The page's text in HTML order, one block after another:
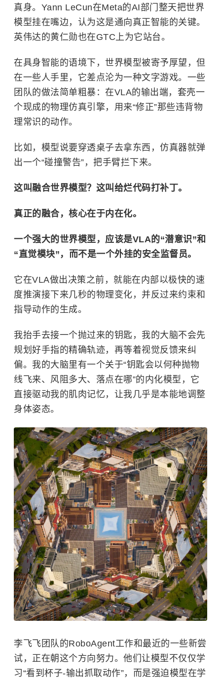
真身。Yann LeCun在Meta的AI部门整天把世界
模型挂在嘴边，认为这是通向真正智能的关键。
英伟达的黄仁勋也在GTC上为它站台。
在具身智能的语境下，世界模型被寄予厚望，但
在一些人手里，它差点沦为一种文字游戏。一些
团队的做法简单粗暴：在VLA的输出端，套壳一
个现成的物理仿真引擎，用来“修正”那些违背物
理常识的动作。
比如，模型说要穿透桌子去拿东西，仿真器就弹
出一个“碰撞警告”，把手臂拦下来。
这叫融合世界模型？这叫给烂代码打补丁。
真正的融合，核心在于内在化。
一个强大的世界模型，应该是VLA的“潜意识”和
“直觉模块”，而不是一个外挂的安全监督员。
它在VLA做出决策之前，就能在内部以极快的速
度推演接下来几秒的物理变化，并反过来约束和
指导动作的生成。
我抬手去接一个抛过来的钥匙，我的大脑不会先
规划好手指的精确轨迹，再等着视觉反馈来纠
偏。我的大脑里有一个关于“钥匙会以何种抛物
线飞来、风阻多大、落点在哪”的内化模型，它
直接驱动我的肌肉记忆，让我几乎是本能地调整
身体姿态。
李飞飞团队的RoboAgent工作和最近的一些新尝
试，正在朝这个方向努力。他们让模型不仅仅学
习“看到杯子-输出抓取动作”，而是强迫模型在学